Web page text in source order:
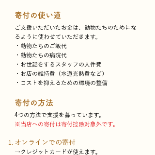
寄付の使い道
ご支援いただいたお金は、動物たちのためにな
るように使わせていただきます。
・動物たちのご飯代
・動物たちの病院代
・お世話をするスタッフの人件費
・お店の維持費（水道光熱費など）
・コストを抑えるための環境の整備
寄付の方法
4つの方法で支援を募っています。
※当店への寄付は寄付控除対象外です。
オンラインでの寄付
→クレジットカードが使えます。